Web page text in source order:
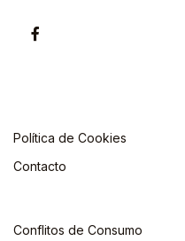
Política de Cookies
Contacto
Conflitos de Consumo